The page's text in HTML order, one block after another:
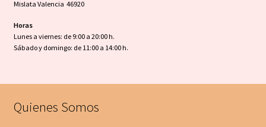
Mislata Valencia 46920
Horas
Lunes a viernes: de 9:00 a 20:00 h.
Sábado y domingo: de 11:00 a 14:00 h.
Quienes Somos